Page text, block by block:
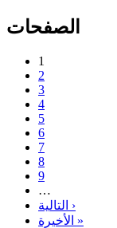
الصفحات
1
2
3
4
5
6
7
8
9
…
التالية ›
الأخيرة »